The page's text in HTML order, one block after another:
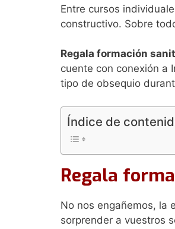
Entre cursos
constructivo. Sobre
Regala formación
cuente con conexión a
tipo de obsequio
Índice de
Regala
No nos engañemos, la
sorprender a vuestros